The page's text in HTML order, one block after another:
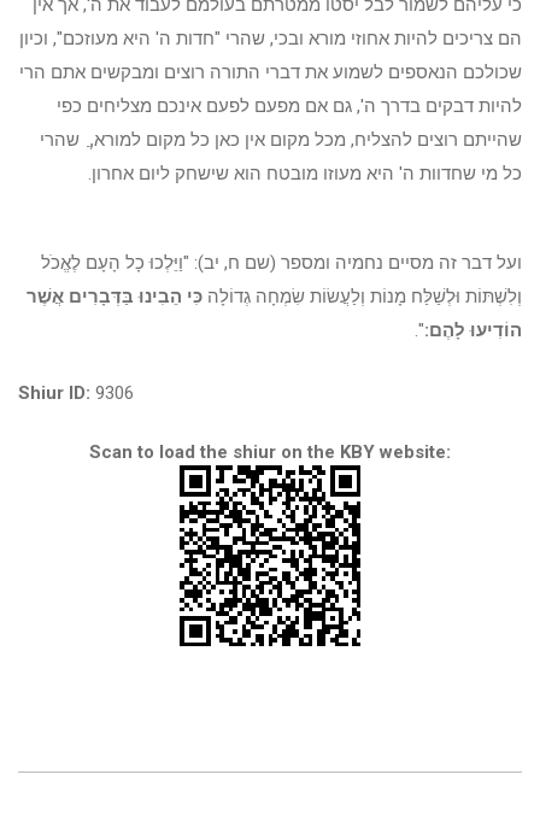
כי עליהם לשמור לבל יסטו ממטרתם בעולמם לעבוד את ה', אך אין
הם צריכים להיות אחוזי מורא ובכי, שהרי "חדות ה' היא מעוזכם", וכיון
שכולכם הנאספים לשמוע את דברי התורה רוצים ומבקשים אתם הרי
להיות דבקים בדרך ה', גם אם מפעם לפעם אינכם מצליחים כפי
שהייתם רוצים להצליח, מכל מקום אין כאן כל מקום למורא,ֲ שהרי
כל מי שחדוות ה' היא מעוזו מובטח הוא שישחק ליום אחרון.
ועל דבר זה מסיים נחמיה ומספר (שם ח, יב): "וַיֵּלְכוּ כָל הָעָם לֶאֱכֹל
וְלִשְׁתּוֹת וּלְשַׁלַּח מָנוֹת וְלַעֲשׂוֹת שִׂמְחָה גְדוֹלָה כִּי הֵבִינוּ בַּדְּבָרִים אֲשֶׁר
הוֹדִיעוּ לָהֶם:".
Shiur ID: 9306
Scan to load the shiur on the KBY website: